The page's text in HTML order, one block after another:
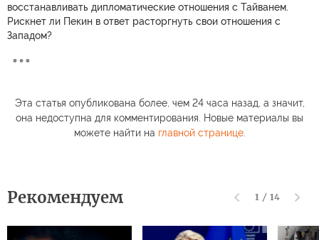
восстанавливать дипломатические отношения с Тайванем.
Рискнет ли Пекин в ответ расторгнуть свои отношения с
Западом?
Эта статья опубликована более, чем 24 часа назад, а значит,
она недоступна для комментирования. Новые материалы вы
можете найти на главной странице.
Рекомендуем 1 / 14